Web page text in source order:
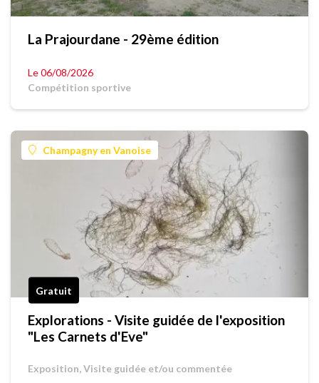
La Prajourdane - 29ème édition
Le 06/08/2026
Compétition sportive
Champagny en Vanoise
Gratuit
Explorations - Visite guidée de l'exposition
"Les Carnets d'Eve"
Exposition, Visite guidée et/ou commentée